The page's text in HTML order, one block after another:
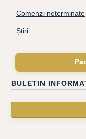
Comenzi neterminate
Știri
BULETIN